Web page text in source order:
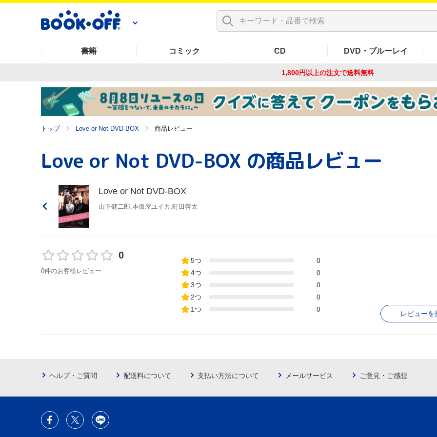
書籍 コミック CD DVD・ブルーレイ
1,800円以上の注文で送料無料
トップ Love or Not DVD-BOX 商品レビュー
Love or Not DVD-BOX の商品レビュー
Love or Not DVD-BOX
山下健二郎,本仮屋ユイカ,町田啓太
0
0件のお客様レビュー
5つ
0
4つ
0
3つ
0
2つ
0
1つ
0
レビューを
ヘルプ・ご質問 配送料について 支払い方法について メールサービス ご意見・ご感想